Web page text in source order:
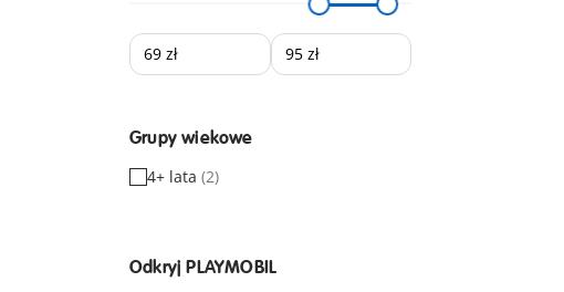
Grupy wiekowe
4+ lata (2)
Odkryj PLAYMOBIL